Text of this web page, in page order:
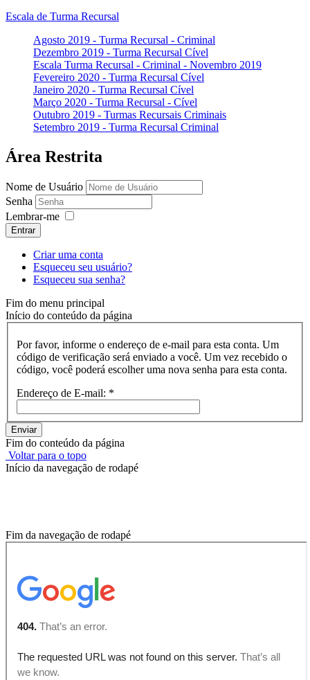
Escala de Turma Recursal
Agosto 2019 - Turma Recursal - Criminal
Dezembro 2019 - Turma Recursal Cível
Escala Turma Recursal - Criminal - Novembro 2019
Fevereiro 2020 - Turma Recursal Cível
Janeiro 2020 - Turma Recursal Cível
Março 2020 - Turma Recursal - Cível
Outubro 2019 - Turmas Recursais Criminais
Setembro 2019 - Turma Recursal Criminal
Área Restrita
Nome de Usuário
Senha
Lembrar-me
Entrar
Criar uma conta
Esqueceu seu usuário?
Esqueceu sua senha?
Fim do menu principal
Início do conteúdo da página
Por favor, informe o endereço de e-mail para esta conta. Um
código de verificação será enviado a você. Um vez recebido o
código, você poderá escolher uma nova senha para esta conta.
Endereço de E-mail: *
Enviar
Fim do conteúdo da página
Voltar para o topo
Início da navegação de rodapé
Fim da navegação de rodapé